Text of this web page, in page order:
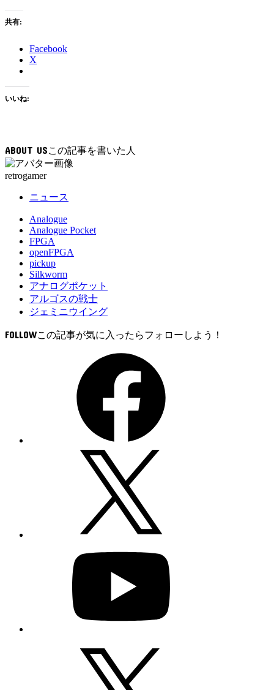
共有:
Facebook
X
いいね:
ABOUT US
retrogamer
ニュース
Analogue
Analogue Pocket
FPGA
openFPGA
pickup
Silkworm
アナログポケット
アルゴスの戦士
ジェミニウイング
FOLLOW